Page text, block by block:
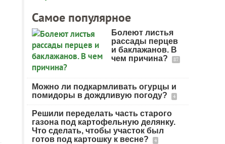
Самое популярное
Болеют листья
рассады перцев
и баклажанов. В
чем причина?
87
Можно ли подкармливать огурцы и
помидоры в дождливую погоду?
4
Решили переделать часть старого
газона под картофельную делянку.
Что сделать, чтобы участок был
готов под картошку к весне?
4